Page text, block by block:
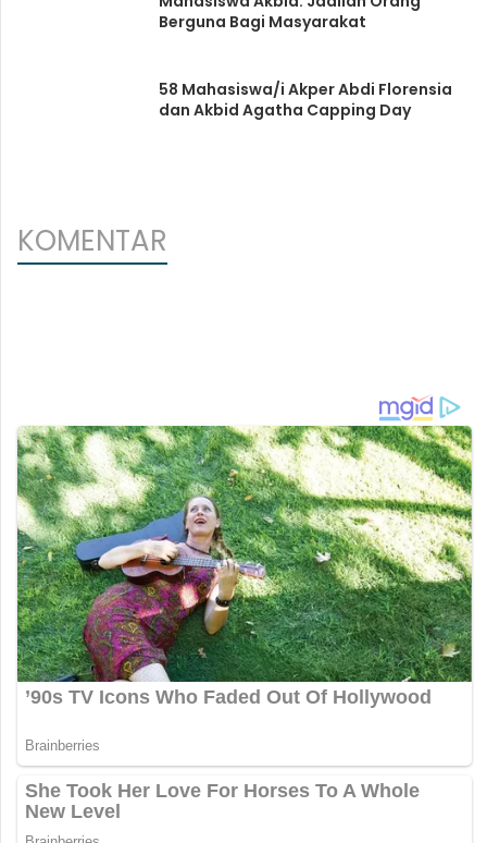
Berguna Bagi Masyarakat
58 Mahasiswa/i Akper Abdi Florensia
dan Akbid Agatha Capping Day
KOMENTAR